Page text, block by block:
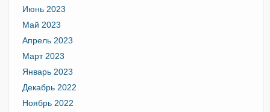
Июнь 2023
Май 2023
Апрель 2023
Март 2023
Январь 2023
Декабрь 2022
Ноябрь 2022